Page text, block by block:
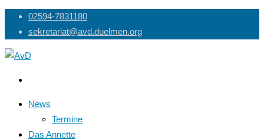
Skip
content
02594-7831180
sekretariat@avd.duelmen.org
News
Termine
Das Annette